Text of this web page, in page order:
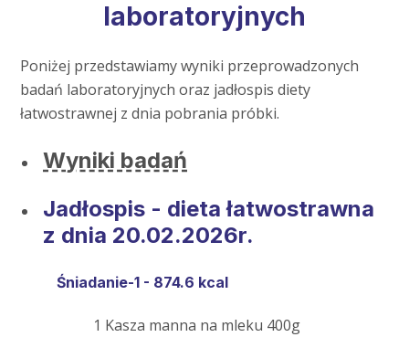
laboratoryjnych
Poniżej przedstawiamy wyniki przeprowadzonych
badań laboratoryjnych oraz jadłospis diety
łatwostrawnej z dnia pobrania próbki.
Wyniki badań
Jadłospis - dieta łatwostrawna
z dnia 20.02.2026r.
Śniadanie-1 - 874.6 kcal
1 Kasza manna na mleku 400g